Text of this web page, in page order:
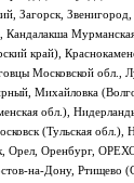
Загорск,
Кандалакша
край),
Московской
Михайловка
обл.),
(Тульская
Орел, Оренбург,
на-Дону, Ртищево